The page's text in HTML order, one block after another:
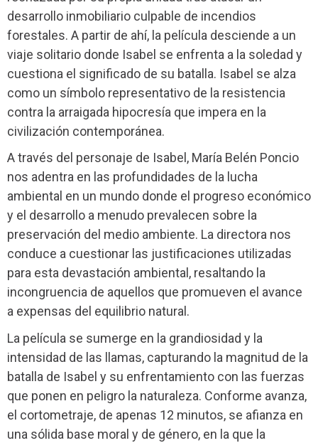
desarrollo inmobiliario culpable de incendios
forestales. A partir de ahí, la película desciende a un
viaje solitario donde Isabel se enfrenta a la soledad y
cuestiona el significado de su batalla. Isabel se alza
como un símbolo representativo de la resistencia
contra la arraigada hipocresía que impera en la
civilización contemporánea.
A través del personaje de Isabel, María Belén Poncio
nos adentra en las profundidades de la lucha
ambiental en un mundo donde el progreso económico
y el desarrollo a menudo prevalecen sobre la
preservación del medio ambiente. La directora nos
conduce a cuestionar las justificaciones utilizadas
para esta devastación ambiental, resaltando la
incongruencia de aquellos que promueven el avance
a expensas del equilibrio natural.
La película se sumerge en la grandiosidad y la
intensidad de las llamas, capturando la magnitud de la
batalla de Isabel y su enfrentamiento con las fuerzas
que ponen en peligro la naturaleza. Conforme avanza,
el cortometraje, de apenas 12 minutos, se afianza en
una sólida base moral y de género, en la que la